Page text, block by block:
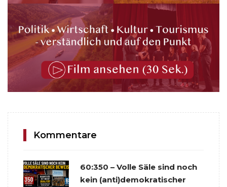
Kommentare
60:350 – Volle Säle sind noch
kein (anti)demokratischer